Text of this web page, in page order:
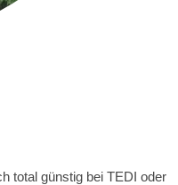
total günstig bei TEDI oder